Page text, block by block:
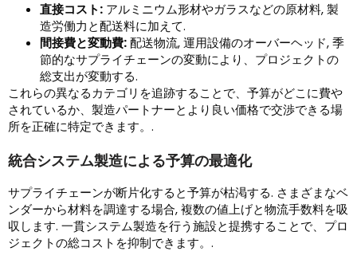
直接コスト: アルミニウム形材やガラスなどの原材料, 製
造労働力と配送料に加えて.
間接費と変動費:配送物流, 運用設備のオーバーヘッド, 季
節的なサプライチェーンの変動により、プロジェクトの
総支出が変動する.
これらの異なるカテゴリを追跡することで、予算がどこに費や
されているか、製造パートナーとより良い価格で交渉できる場
所を正確に特定できます。.
統合システム製造による予算の最適化
サプライチェーンが断片化すると予算が枯渇する. さまざまなベ
ンダーから材料を調達する場合, 複数の値上げと物流手数料を吸
収します. 一貫システム製造を行う施設と提携することで、プロ
ジェクトの総コストを抑制できます。.